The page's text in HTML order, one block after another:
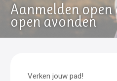
Aanmelden
open avonden
Verken jouw pad!